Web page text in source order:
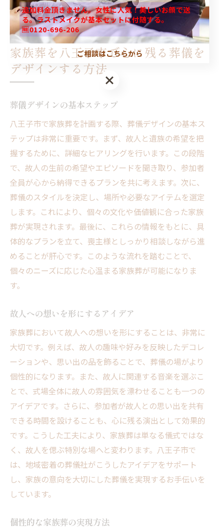
す。
家族葬を八王子市で心に残る葬儀を
デザインする方法
葬儀デザインの基本ステップ
八王子市で家族葬を計画する際、葬儀デザインの基本ス
テップは非常に重要です。まず、故人と遺族の希望を把
握するために、詳細なヒアリングを行います。この段階
で、故人の生前の希望やエピソードを聞き取り、参加者
全員が心から納得できるプランを共に考えます。次に、
葬儀のスタイルを決定し、場所や必要なアイテムを選定
します。これにより、個々の文化や価値観に合った家族
葬が実現されます。最後に、これらの情報をもとに、具
体的なプランを立て、喪主様としっかり相談しながら進
めることが肝心です。このような流れを踏むことで、
個々のニーズに応じた心温まる家族葬が可能になりま
す。
故人への想いを形にするアイデア
家族葬において故人への想いを形にすることは、非常に
大切です。例えば、故人の趣味や好みを反映したデコレ
ーションや、思い出の品を飾ることで、葬儀の場がより
個性的になります。また、故人に関連する音楽を選ぶこ
とで、式場全体に故人の雰囲気を漂わせることも一つの
アイデアです。さらに、参加者が故人との思い出を共有
できる時間を設けることも、心に残る演出として効果的
です。こうした工夫により、家族葬は単なる儀式ではな
く、故人を偲ぶ特別な場へと変わります。八王子市で
は、地域密着の葬儀社がこうしたアイデアをサポート
し、家族の意向を大切にした葬儀を実現するお手伝いを
しています。
個性的な家族葬の実現方法
追加料金頂きません。女性に人気！美しいお顔で送
る。ラストメイクが基本セットに付随する。
🆓0120-696-206
ご相談はこちらから